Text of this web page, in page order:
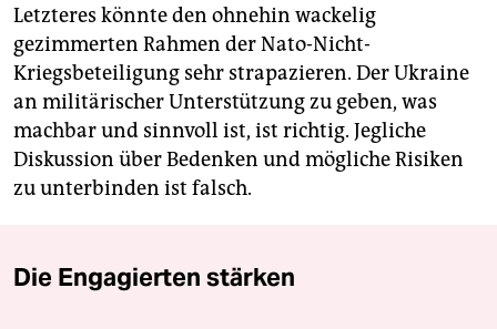
Letzteres könnte den ohnehin wackelig
gezimmerten Rahmen der Nato-Nicht-
Kriegsbeteiligung sehr strapazieren. Der Ukraine
an militärischer Unterstützung zu geben, was
machbar und sinnvoll ist, ist richtig. Jegliche
Diskussion über Bedenken und mögliche Risiken
zu unterbinden ist falsch.
Die Engagierten stärken